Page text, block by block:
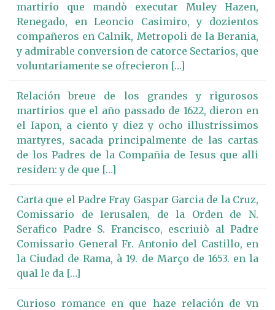
martirio que mandò executar Muley Hazen,
Renegado, en Leoncio Casimiro, y dozientos
compañeros en Calnik, Metropoli de la Berania,
y admirable conversion de catorce Sectarios, que
voluntariamente se ofrecieron […]
Relación breue de los grandes y rigurosos
martirios que el año passado de 1622, dieron en
el Iapon, a ciento y diez y ocho illustrissimos
martyres, sacada principalmente de las cartas
de los Padres de la Compañia de Iesus que alli
residen: y de que […]
Carta que el Padre Fray Gaspar Garcia de la Cruz,
Comissario de Ierusalen, de la Orden de N.
Serafico Padre S. Francisco, escriuiò al Padre
Comissario General Fr. Antonio del Castillo, en
la Ciudad de Rama, à 19. de Março de 1653. en la
qual le da […]
Curioso romance en que haze relación de vn